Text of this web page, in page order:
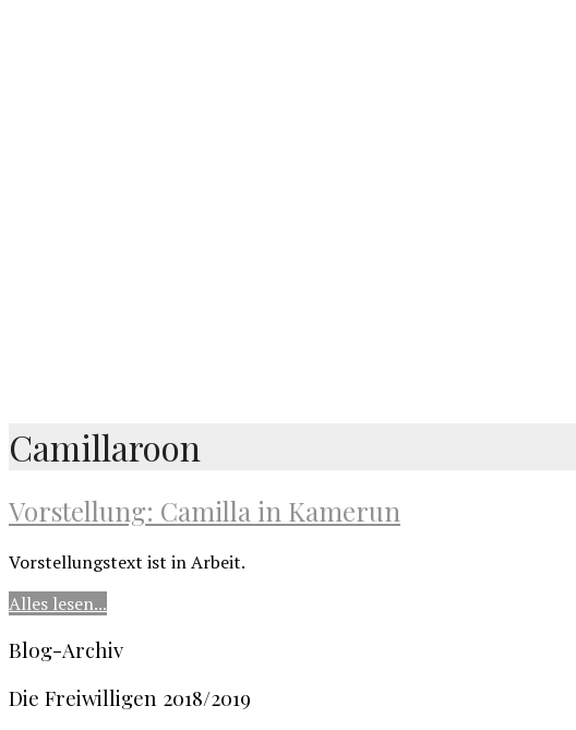
Camillaroon
Vorstellung: Camilla in Kamerun
Vorstellungstext ist in Arbeit.
Alles lesen...
Blog-Archiv
Die Freiwilligen 2018/2019